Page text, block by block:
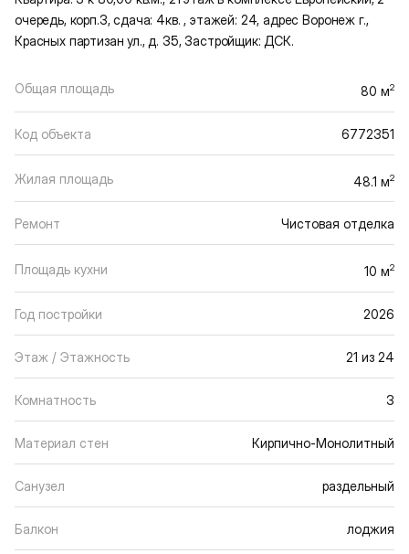
очередь, корп.3, сдача: 4кв. , этажей: 24, адрес Воронеж г.,
Красных партизан ул., д. 35, Застройщик: ДСК.
Общая площадь 80 м2
Код объекта 6772351
Жилая площадь 48.1 м2
Ремонт Чистовая отделка
Площадь кухни 10 м2
Год постройки 2026
Этаж / Этажность 21 из 24
Комнатность 3
Материал стен Кирпично-Монолитный
Санузел раздельный
Балкон лоджия